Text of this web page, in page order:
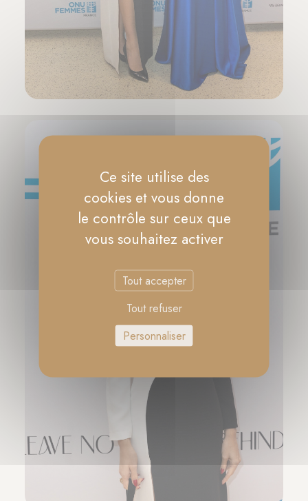
Ce site utilise des
cookies et vous donne
le contrôle sur ceux que
vous souhaitez activer
Tout accepter
Tout refuser
Personnaliser